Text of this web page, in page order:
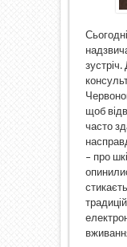
зустріч.
щоб
часто
– про